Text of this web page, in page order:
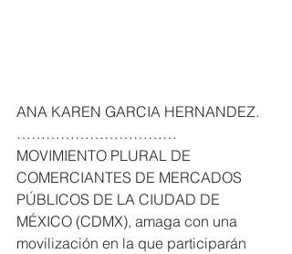
ANA KAREN GARCIA HERNANDEZ.
……………………………
MOVIMIENTO PLURAL DE
COMERCIANTES DE MERCADOS
PÚBLICOS DE LA CIUDAD DE
MÉXICO (CDMX), amaga con una
movilización en la que participarán